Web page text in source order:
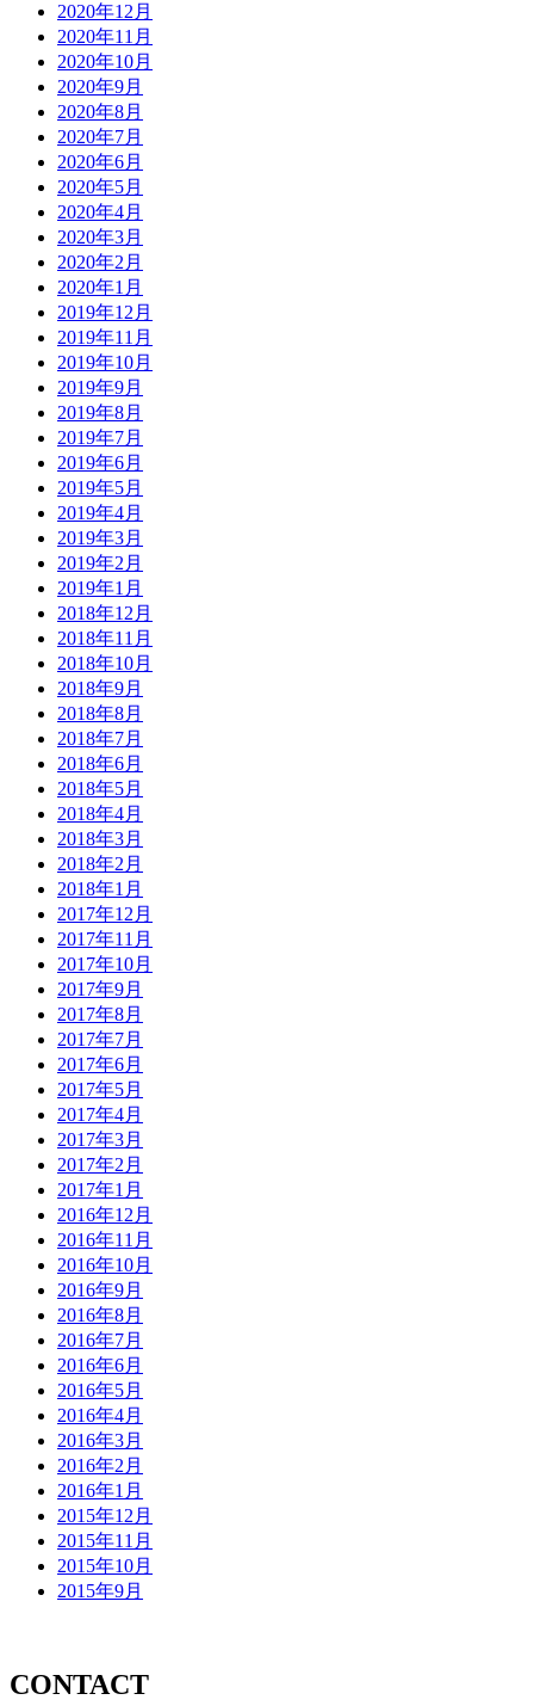
2020年12月
2020年11月
2020年10月
2020年9月
2020年8月
2020年7月
2020年6月
2020年5月
2020年4月
2020年3月
2020年2月
2020年1月
2019年12月
2019年11月
2019年10月
2019年9月
2019年8月
2019年7月
2019年6月
2019年5月
2019年4月
2019年3月
2019年2月
2019年1月
2018年12月
2018年11月
2018年10月
2018年9月
2018年8月
2018年7月
2018年6月
2018年5月
2018年4月
2018年3月
2018年2月
2018年1月
2017年12月
2017年11月
2017年10月
2017年9月
2017年8月
2017年7月
2017年6月
2017年5月
2017年4月
2017年3月
2017年2月
2017年1月
2016年12月
2016年11月
2016年10月
2016年9月
2016年8月
2016年7月
2016年6月
2016年5月
2016年4月
2016年3月
2016年2月
2016年1月
2015年12月
2015年11月
2015年10月
2015年9月
CONTACT